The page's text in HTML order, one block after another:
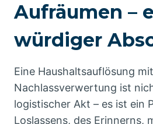
Aufräumen –
würdiger
Eine Haushaltsauflösung mit
Nachlassverwertung ist
logistischer Akt – es ist ein
Loslassens, des Erinnerns,